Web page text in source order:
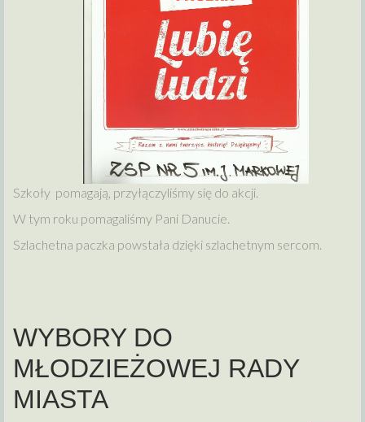
Szkoły pomagają, przyłączyliśmy się do akcji.
W tym roku pomagaliśmy Pani Danucie.
Szlachetna paczka powstała dzięki szlachetnym sercom.
WYBORY DO
MŁODZIEŻOWEJ RADY
MIASTA